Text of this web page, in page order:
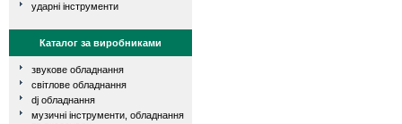
ударні інструменти
Каталог за виробниками
звукове обладнання
світлове обладнання
dj обладнання
музичні інструменти, обладнання